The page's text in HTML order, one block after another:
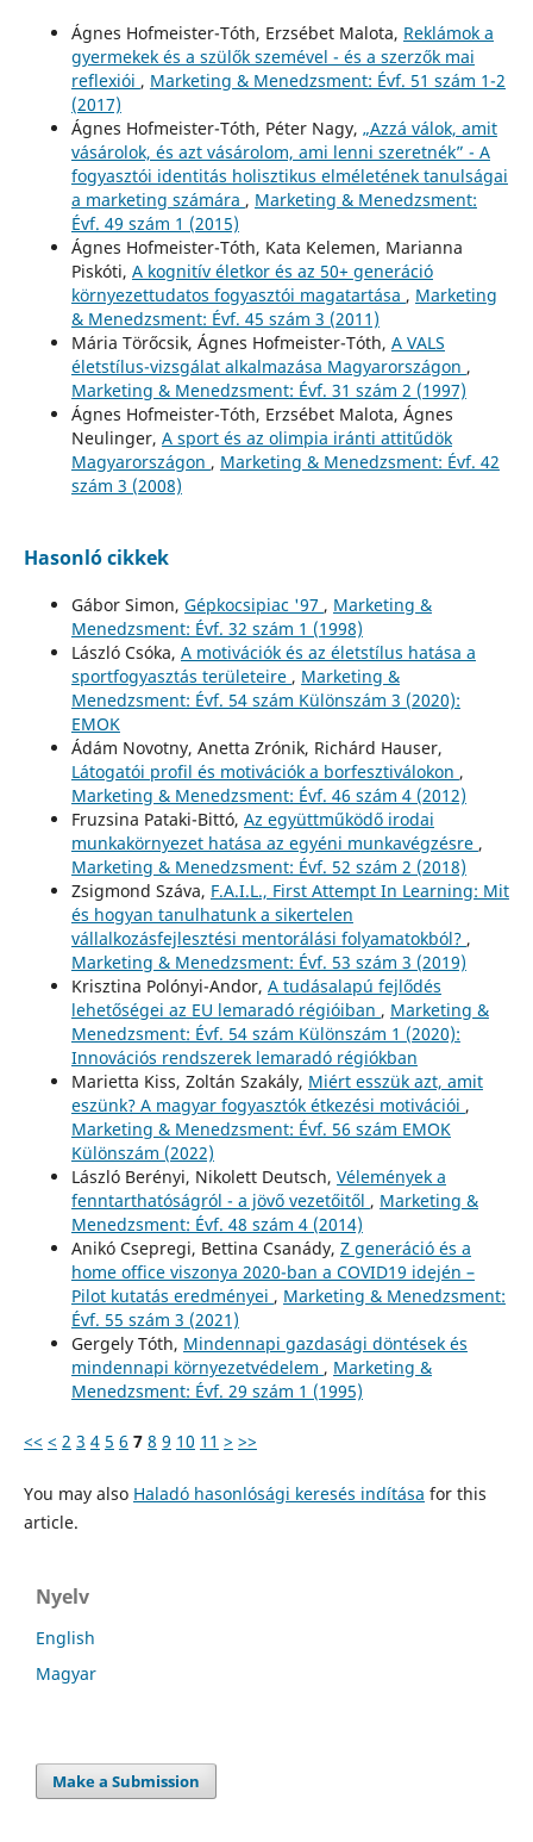
Ágnes Hofmeister-Tóth, Erzsébet Malota, Reklámok a
gyermekek és a szülők szemével - és a szerzők mai
reflexiói , Marketing & Menedzsment: Évf. 51 szám 1-2
(2017)
Ágnes Hofmeister-Tóth, Péter Nagy, „Azzá válok, amit
vásárolok, és azt vásárolom, ami lenni szeretnék” - A
fogyasztói identitás holisztikus elméletének tanulságai
a marketing számára , Marketing & Menedzsment:
Évf. 49 szám 1 (2015)
Ágnes Hofmeister-Tóth, Kata Kelemen, Marianna
Piskóti, A kognitív életkor és az 50+ generáció
környezettudatos fogyasztói magatartása , Marketing
& Menedzsment: Évf. 45 szám 3 (2011)
Mária Törőcsik, Ágnes Hofmeister-Tóth, A VALS
életstílus-vizsgálat alkalmazása Magyarországon ,
Marketing & Menedzsment: Évf. 31 szám 2 (1997)
Ágnes Hofmeister-Tóth, Erzsébet Malota, Ágnes
Neulinger, A sport és az olimpia iránti attitűdök
Magyarországon , Marketing & Menedzsment: Évf. 42
szám 3 (2008)
Hasonló cikkek
Gábor Simon, Gépkocsipiac '97 , Marketing &
Menedzsment: Évf. 32 szám 1 (1998)
László Csóka, A motivációk és az életstílus hatása a
sportfogyasztás területeire , Marketing &
Menedzsment: Évf. 54 szám Különszám 3 (2020):
EMOK
Ádám Novotny, Anetta Zrónik, Richárd Hauser,
Látogatói profil és motivációk a borfesztiválokon ,
Marketing & Menedzsment: Évf. 46 szám 4 (2012)
Fruzsina Pataki-Bittó, Az együttműködő irodai
munkakörnyezet hatása az egyéni munkavégzésre ,
Marketing & Menedzsment: Évf. 52 szám 2 (2018)
Zsigmond Száva, F.A.I.L., First Attempt In Learning: Mit
és hogyan tanulhatunk a sikertelen
vállalkozásfejlesztési mentorálási folyamatokból? ,
Marketing & Menedzsment: Évf. 53 szám 3 (2019)
Krisztina Polónyi-Andor, A tudásalapú fejlődés
lehetőségei az EU lemaradó régióiban , Marketing &
Menedzsment: Évf. 54 szám Különszám 1 (2020):
Innovációs rendszerek lemaradó régiókban
Marietta Kiss, Zoltán Szakály, Miért esszük azt, amit
eszünk? A magyar fogyasztók étkezési motivációi ,
Marketing & Menedzsment: Évf. 56 szám EMOK
Különszám (2022)
László Berényi, Nikolett Deutsch, Vélemények a
fenntarthatóságról - a jövő vezetőitől , Marketing &
Menedzsment: Évf. 48 szám 4 (2014)
Anikó Csepregi, Bettina Csanády, Z generáció és a
home office viszonya 2020-ban a COVID19 idején –
Pilot kutatás eredményei , Marketing & Menedzsment:
Évf. 55 szám 3 (2021)
Gergely Tóth, Mindennapi gazdasági döntések és
mindennapi környezetvédelem , Marketing &
Menedzsment: Évf. 29 szám 1 (1995)
<< < 2 3 4 5 6 7 8 9 10 11 > >>
You may also Haladó hasonlósági keresés indítása for this
article.
Nyelv
English
Magyar
Make a Submission